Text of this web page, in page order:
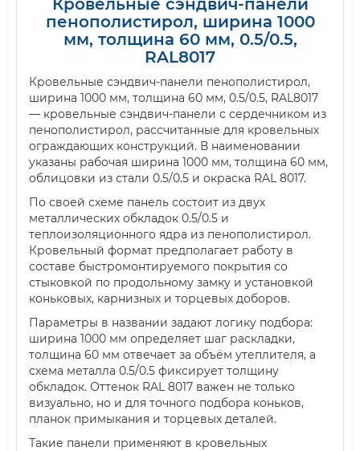
Кровельные сэндвич-панели
пенополистирол, ширина 1000
мм, толщина 60 мм, 0.5/0.5,
RAL8017
Кровельные сэндвич-панели пенополистирол,
ширина 1000 мм, толщина 60 мм, 0.5/0.5, RAL8017
— кровельные сэндвич-панели с сердечником из
пенополистирол, рассчитанные для кровельных
ограждающих конструкций. В наименовании
указаны рабочая ширина 1000 мм, толщина 60 мм,
облицовки из стали 0.5/0.5 и окраска RAL 8017.
По своей схеме панель состоит из двух
металлических обкладок 0.5/0.5 и
теплоизоляционного ядра из пенополистирол.
Кровельный формат предполагает работу в
составе быстромонтируемого покрытия со
стыковкой по продольному замку и установкой
коньковых, карнизных и торцевых доборов.
Параметры в названии задают логику подбора:
ширина 1000 мм определяет шаг раскладки,
толщина 60 мм отвечает за объём утеплителя, а
схема металла 0.5/0.5 фиксирует толщину
обкладок. Оттенок RAL 8017 важен не только
визуально, но и для точного подбора коньков,
планок примыкания и торцевых деталей.
Такие панели применяют в кровельных